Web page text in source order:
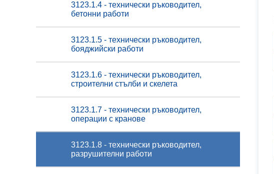
3123.1.4 - технически ръководител,
бетонни работи
3123.1.5 - технически ръководител,
бояджийски работи
3123.1.6 - технически ръководител,
строителни стълби и скелета
3123.1.7 - технически ръководител,
операции с кранове
3123.1.8 - технически ръководител,
разрушителни работи